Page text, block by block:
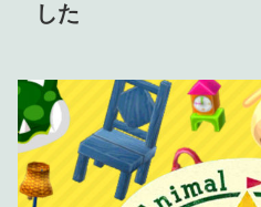
した